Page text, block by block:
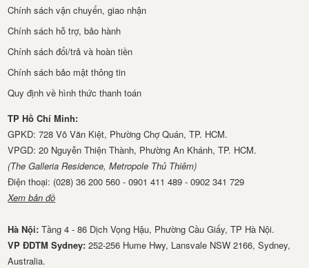
Chính sách vận chuyển, giao nhận
Chính sách hỗ trợ, bảo hành
Chính sách đổi/trả và hoàn tiền
Chính sách bảo mật thông tin
Quy định về hình thức thanh toán
TP Hồ Chí Minh:
GPKD: 728 Võ Văn Kiệt, Phường Chợ Quán, TP. HCM.
VPGD: 20 Nguyễn Thiện Thành, Phường An Khánh, TP. HCM.
(The Galleria Residence, Metropole Thủ Thiêm)
Điện thoại: (028) 36 200 560 - 0901 411 489 - 0902 341 729
Xem bản đồ
Hà Nội:Tầng 4 - 86 Dịch Vọng Hậu, Phường Cầu Giấy, TP Hà Nội.
VP ĐDTM Sydney: 252-256 Hume Hwy, Lansvale NSW 2166, Sydney,
Australia.